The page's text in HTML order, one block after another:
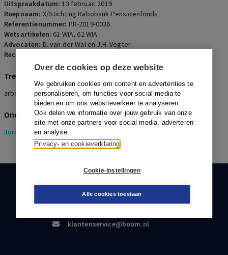
Over de cookies op deze website
We gebruiken cookies om content en advertenties te
personaliseren, om functies voor social media te
bieden en om ons websiteverkeer te analyseren.
Ook delen we informatie over jouw gebruik van onze
site met onze partners voor social media, adverteren
en analyse.
Privacy- en cookieverklaring
Cookie-instellingen
Alle cookies toestaan
is.
Uitspraakdatum:13 februari 2019
Roepnaam: X/Stichting Rabobank Pensioenfonds
Referentienummer: PR-2019-0036
Wetsartikelen: 61 WIA, 62 WIA
Advocaten: D. van der Wal en J.H. Vegter
Rechters:
Trefwoorden
arbeidsongeschiktheidspensioen, uitleg
Onderwerpen
Juridisch> Pensioenrecht
KLANTENSERVICE
088-0301000
klantenservice@boom.nl